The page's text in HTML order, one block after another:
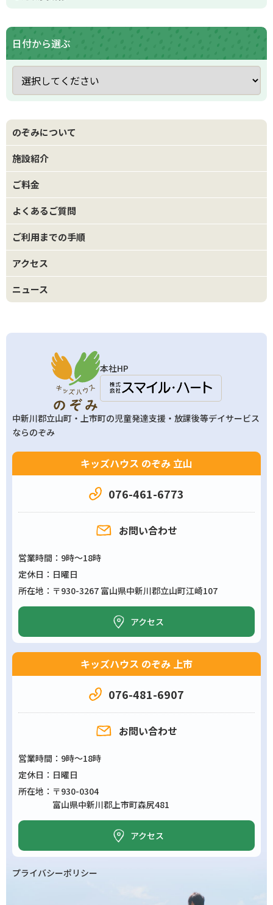
日付から選ぶ
のぞみについて
施設紹介
ご料金
よくあるご質問
ご利用までの手順
アクセス
ニュース
本社HP
中新川郡立山町・上市町の児童発達支援・放課後等デイサービス
ならのぞみ
キッズハウス のぞみ 立山
076-461-6773
お問い合わせ
営業時間
9時～18時
定休日
日曜日
所在地
〒930-3267 富山県中新川郡立山町江崎107
アクセス
キッズハウス のぞみ 上市
076-481-6907
お問い合わせ
営業時間
9時～18時
定休日
日曜日
所在地
〒930-0304
富山県中新川郡上市町森尻481
アクセス
プライバシーポリシー